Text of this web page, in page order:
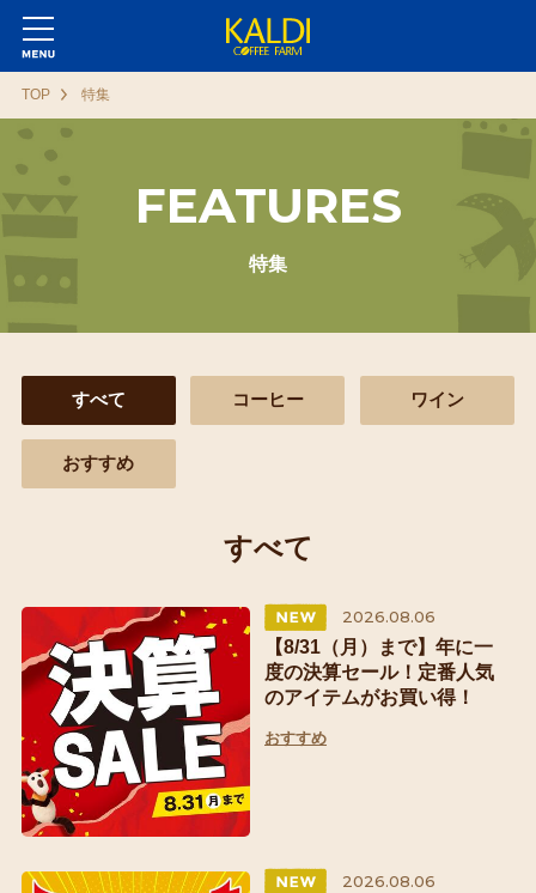
TOP 特集
FEATURES
特集
すべて コーヒー ワイン
おすすめ
すべて
2026.08.06
【8/31（月）まで】年に一
度の決算セール！定番人気
のアイテムがお買い得！
おすすめ
2026.08.06